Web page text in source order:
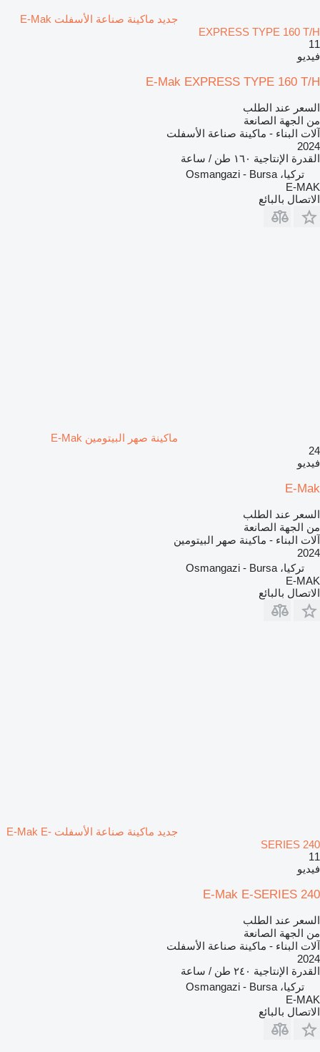
جديد ماكينة صناعة الأسفلت E-Mak
EXPRESS TYPE 160 T/H
11
فيديو
E-Mak EXPRESS TYPE 160 T/H
السعر عند الطلب
من الجهة الصانعة
آلات البناء - ماكينة صناعة الأسفلت
2024
القدرة الإنتاجية ١٦٠ طن / ساعة
تركيا، Osmangazi - Bursa
E-MAK
الاتصال بالبائع
ماكينة صهر البيتومين E-Mak
24
فيديو
E-Mak
السعر عند الطلب
من الجهة الصانعة
آلات البناء - ماكينة صهر البيتومين
2024
تركيا، Osmangazi - Bursa
E-MAK
الاتصال بالبائع
جديد ماكينة صناعة الأسفلت E-Mak E-
SERIES 240
11
فيديو
E-Mak E-SERIES 240
السعر عند الطلب
من الجهة الصانعة
آلات البناء - ماكينة صناعة الأسفلت
2024
القدرة الإنتاجية ٢٤٠ طن / ساعة
تركيا، Osmangazi - Bursa
E-MAK
الاتصال بالبائع